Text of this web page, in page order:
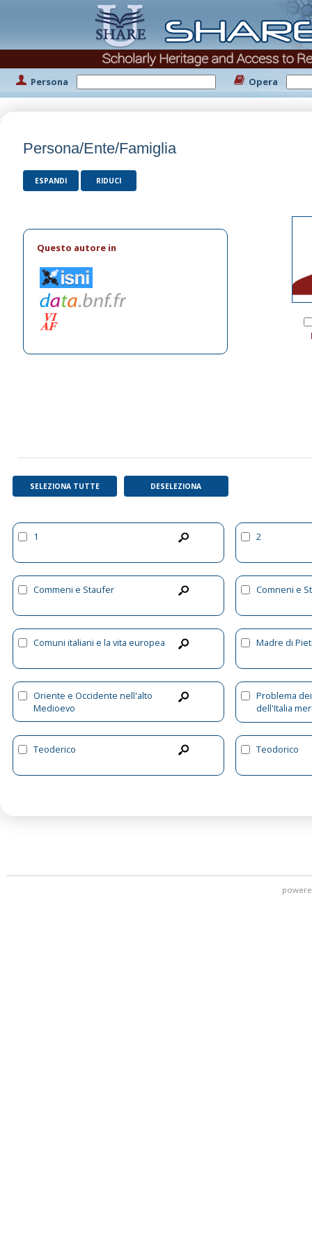
Persona Opera
Persona/Ente/Famiglia
ESPANDI RIDUCI
Questo autore in
SELEZIONA TUTTE DESELEZIONA
1 2
Commeni e Staufer Comneni e
Comuni italiani e la vita europea Madre di
Oriente e Occidente nell'alto
Medioevo
Problema
dell'Italia
giudizio
secoli 9. e 10
Teoderico
Teodorico